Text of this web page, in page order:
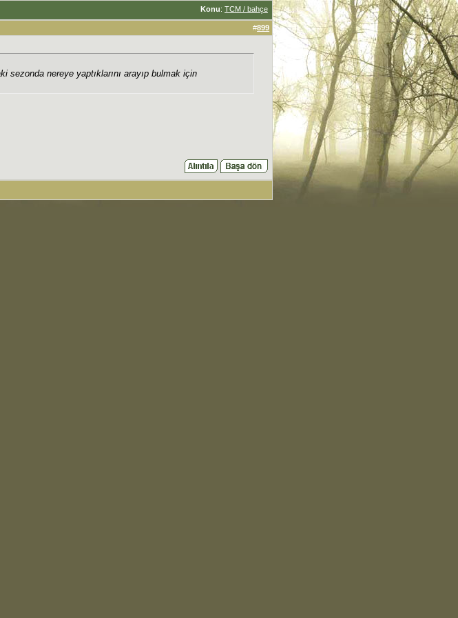
Konu: TCM / bahçe
#899
sezonda nereye yaptıklarını arayıp bulmak için